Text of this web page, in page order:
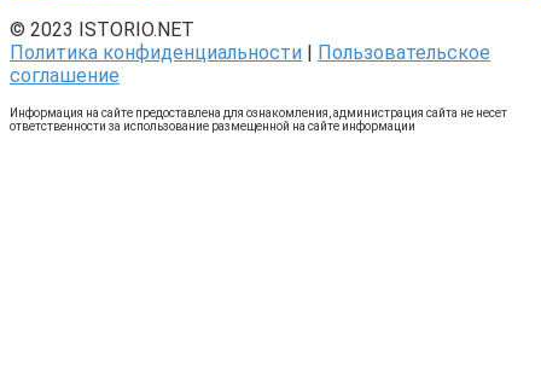
© 2023 ISTORIO.NET
Политика конфиденциальности | Пользовательское
соглашение
Информация на сайте предоставлена для ознакомления, администрация сайта не несет
ответственности за использование размещенной на сайте информации